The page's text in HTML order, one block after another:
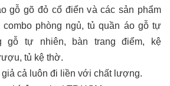
gỗ gõ đỏ cổ điển và các sản phẩm
combo phòng ngủ, tủ quần áo gỗ tự
gỗ tự nhiên, bàn trang điểm, kệ
tủ kệ thờ.
cả luôn đi liền với chất lượng.